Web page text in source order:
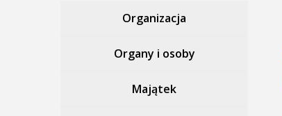
Organizacja
Organy i osoby
Majątek